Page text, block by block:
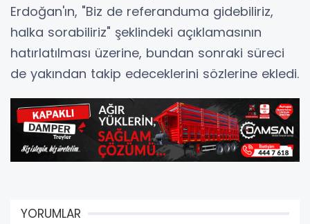
Erdoğan'ın, "Biz de referanduma gidebiliriz,
halka sorabiliriz" şeklindeki açıklamasının
hatırlatılması üzerine, bundan sonraki süreci
de yakından takip edeceklerini sözlerine ekledi.
YORUMLAR